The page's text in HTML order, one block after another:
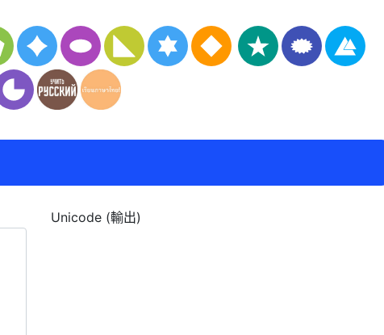
Unicode (輸出)